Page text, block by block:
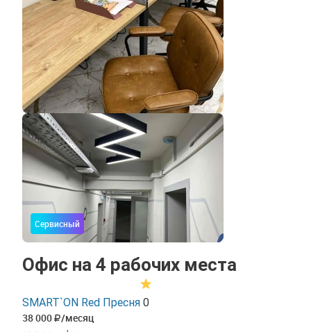
Сервисный
Офис на 4 рабочих места
SMART`ON Red Пресня 0
38 000 /месяц